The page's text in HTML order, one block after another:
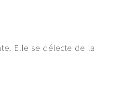
Elle se délecte de la